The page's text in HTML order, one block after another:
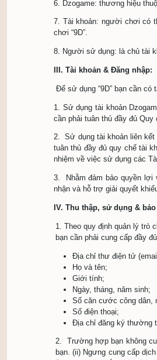
1. Quy tắc:
2. Thông tin
thực hiện
3. “9D” hoặc
4. Trang
5. Quy tắc
trong trò
6.
7. Tài
chơi “9D”.
8. Người sử
III. Tài
Để sử dụng
cần phải